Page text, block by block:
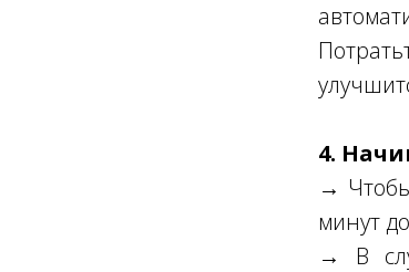
4.
→
минут
→ В